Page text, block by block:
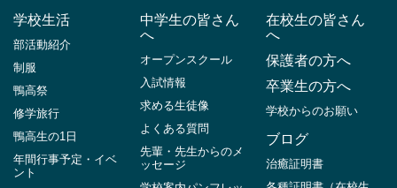
学校生活
部活動紹介
制服
鴨高祭
修学旅行
鴨高生の1日
年間行事予定・イベ
ント
中学生の皆さん
へ
オープンスクール
入試情報
求める生徒像
よくある質問
先輩・先生からのメ
ッセージ
在校生の皆さん
へ
保護者の方へ
卒業生の方へ
学校からのお願い
ブログ
治癒証明書